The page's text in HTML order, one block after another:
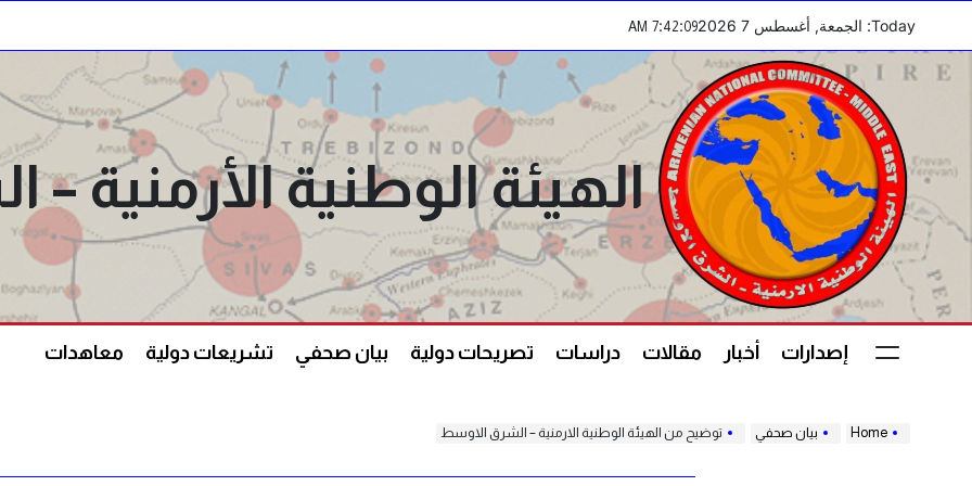
content
Today: الجمعة, أغسطس 7 2026 7:42:10
AM
الهيئة الوطنية الأرمنية
إصدارات أخبار مقالات دراسات تصريحات دولية بيان صحفي تشريعات دولية معاهدات
Home بيان صحفي توضيح من الهيئة الوطنية الارمنية – الشرق الاوسط